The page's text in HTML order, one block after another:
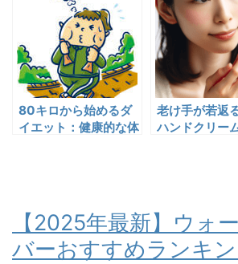
80キロから始めるダ
イエット：健康的な体
老け手が若返
ハンドクリー
【2025年最新】ウォ
バーおすすめランキ